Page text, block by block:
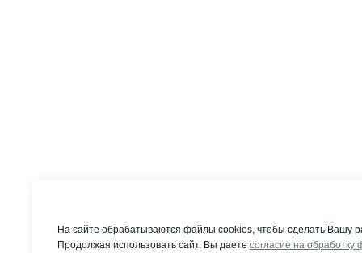
На сайте обрабатываются файлы cookies, чтобы сделать Вашу
Продолжая использовать сайт, Вы даете согласие на обработку